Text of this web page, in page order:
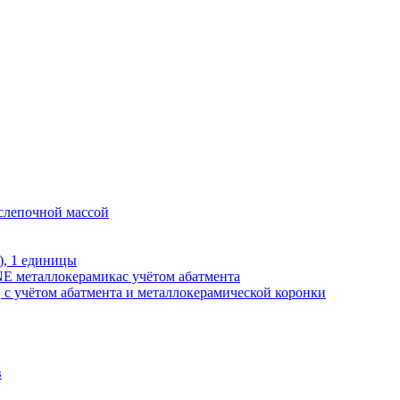
массой
1 единицы
учётом абатмента
учётом абатмента и металлокерамической коронки